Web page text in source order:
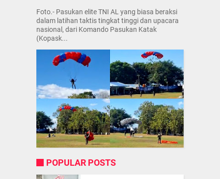
Foto.- Pasukan elite TNI AL yang biasa beraksi
dalam latihan taktis tingkat tinggi dan upacara
nasional, dari Komando Pasukan Katak
(Kopask...
POPULAR POSTS